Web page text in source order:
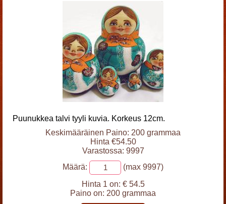
Puunukkea talvi tyyli kuvia. Korkeus 12cm.
Keskimääräinen Paino: 200 grammaa
Hinta €54.50
Varastossa: 9997
Määrä:
(max 9997)
Hinta 1 on: € 54.5
Paino on: 200 grammaa